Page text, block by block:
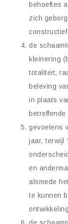
behoeftes
zich
de
kleinering
totaliteit,
beleving
in plaats
gevoelens
jaar, terwijl
en
alsmede
te kunnen